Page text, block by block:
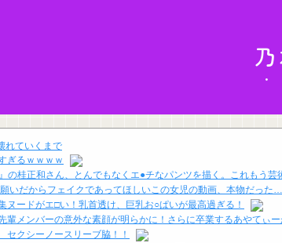
れていくまで
ぎるｗｗｗｗ
』の桂正和さん、とんでもなくエ●チなパンツを描く。これもう芸
願いだからフェイクであってほしいこの女児の動画、本物だった…
ヌードがエ□い！乳首透け、巨乳お○ぱいが最高過ぎる！
輩メンバーの意外な素顔が明らかに！さらに卒業するあやてぃ
クシーノースリーブ脇！！